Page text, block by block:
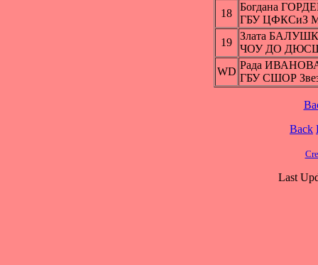
18
Богдана
ГБУ ЦФКСиЗ
19
Злата
ЧОУ ДО ДЮСШ
WD
Рада
ГБУ СШОР
Back
Last